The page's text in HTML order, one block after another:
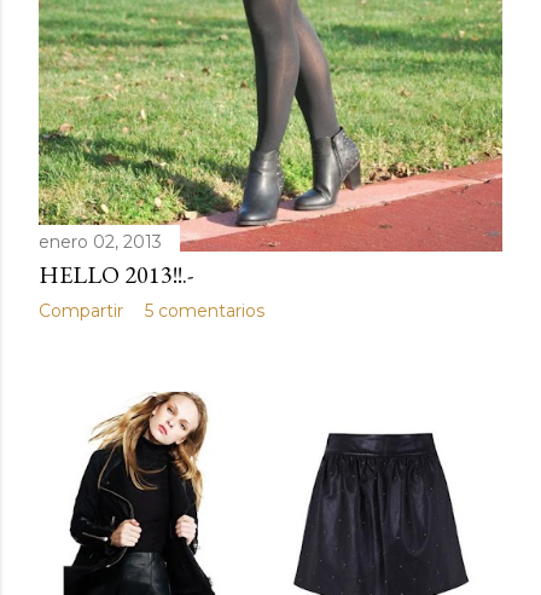
enero 02, 2013
HELLO 2013!!.-
Compartir 5 comentarios